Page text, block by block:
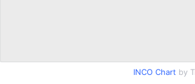
INCO Chart by